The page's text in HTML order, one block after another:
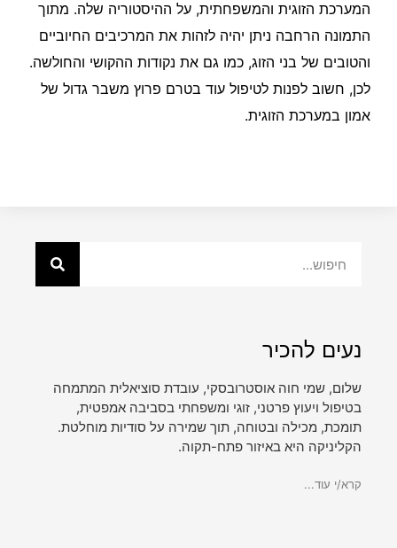
המערכת הזוגית והמשפחתית, על ההיסטוריה שלה. מתוך
התמונה הרחבה ניתן יהיה לזהות את המרכיבים החיוביים
והטובים של בני הזוג, כמו גם את נקודות ההקושי והחולשה.
לכן, חשוב לפנות לטיפול עוד בטרם פרוץ משבר גדול של
אמון במערכת הזוגית.
נעים להכיר
שלום, שמי חוה אוסטרובסקי, עובדת סוציאלית המתמחה
בטיפול ויעוץ פרטני, זוגי ומשפחתי בסביבה אמפטית,
תומכת, מכילה ובטוחה, תוך שמירה על סודיות מוחלטת.
הקליניקה היא באיזור פתח-תקוה.
קרא/י עוד...